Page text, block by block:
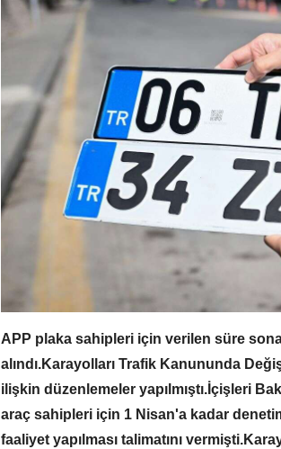
APP plaka sahipleri için verilen süre
alındı.Karayolları Trafik Kanununda
ilişkin düzenlemeler yapılmıştı.İçişleri
araç sahipleri için 1 Nisan'a kadar
faaliyet yapılması talimatını